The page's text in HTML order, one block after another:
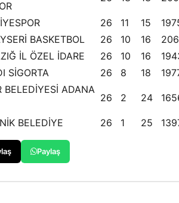
26 11 15
BASKETBOL 26 10 16
İL ÖZEL İDARE 26 10 16
SİGORTA 26 8 18
BELEDİYESİ ADANA
26 2 24
BELEDİYE 26 1 25
Paylaş